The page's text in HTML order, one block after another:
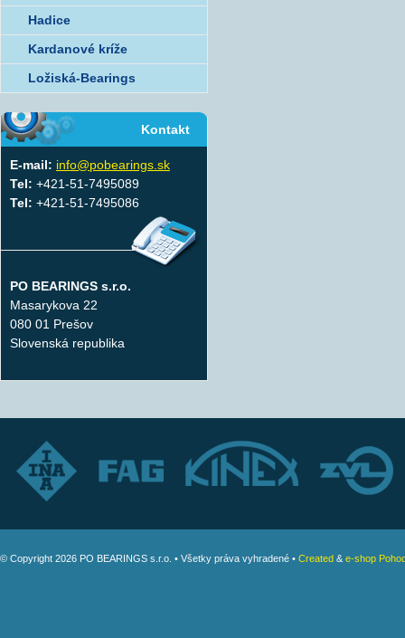
Hadice
Kardanové kríže
Ložiská-Bearings
Kontakt
E-mail: info@pobearings.sk
Tel: +421-51-7495089
Tel: +421-51-7495086
PO BEARINGS s.r.o.
Masarykova 22
080 01 Prešov
Slovenská republika
© Copyright 2026 PO BEARINGS s.r.o. • Všetky práva vyhradené • Created & e-shop